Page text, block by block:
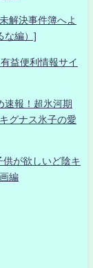
解決事件簿へよ
な編）]
益便利情報サイ
速報！超氷河期
グナス氷子の愛
供が欲しいど陰キ
編